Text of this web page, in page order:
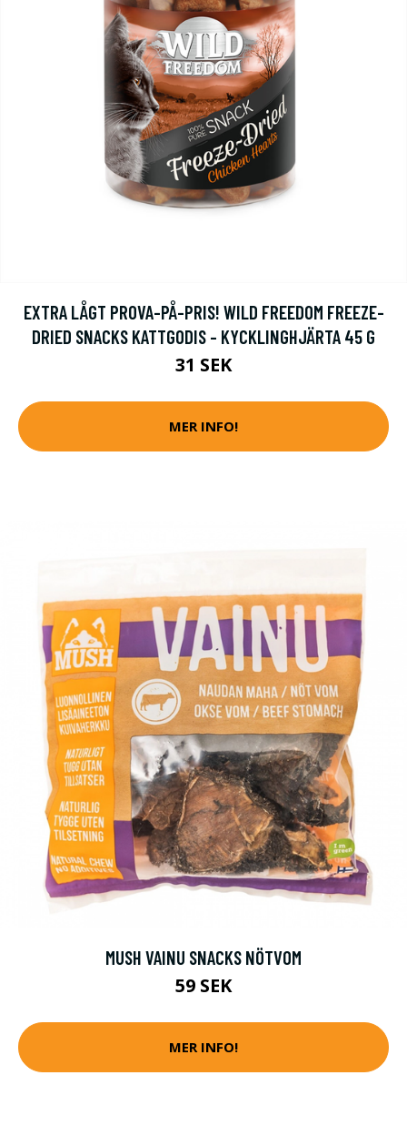
EXTRA LÅGT PROVA-PÅ-PRIS! WILD FREEDOM FREEZE-
DRIED SNACKS KATTGODIS - KYCKLINGHJÄRTA 45 G
31 SEK
MER INFO!
MUSH VAINU SNACKS NÖTVOM
59 SEK
MER INFO!